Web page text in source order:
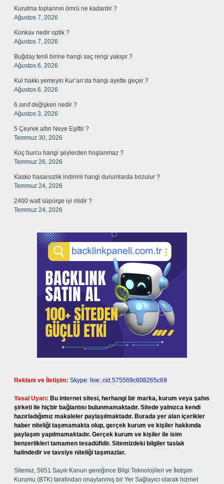
Kurutma toplarının ömrü ne kadardır ?
Ağustos 7, 2026
Konkav nedir optik ?
Ağustos 7, 2026
Buğday tenli birine hangi saç rengi yakışır ?
Ağustos 6, 2026
Kul hakkı yemeyin Kur’an’da hangi ayette geçer ?
Ağustos 6, 2026
6.sınıf değişken nedir ?
Ağustos 3, 2026
5 Çeyrek altın Neye Eşittir ?
Temmuz 30, 2026
Koç burcu hangi şeylerden hoşlanmaz ?
Temmuz 26, 2026
Kasko hasarsızlık indirimi hangi durumlarda bozulur ?
Temmuz 24, 2026
2400 watt süpürge iyi midir ?
Temmuz 24, 2026
Reklam ve İletişim: Skype: live:.cid.575569c608265c69
Yasal Uyarı: Bu internet sitesi, herhangi bir marka, kurum veya şahıs
şirketi ile hiçbir bağlantısı bulunmamaktadır. Sitede yalnızca kendi
hazırladığımız makaleler paylaşılmaktadır. Burada yer alan içerikler
haber niteliği taşımamakta olup, gerçek kurum ve kişiler hakkında
paylaşım yapılmamaktadır. Gerçek kurum ve kişiler ile isim
benzerlikleri tamamen tesadüfidir. Sitemizdeki bilgiler taslak
halindedir ve tavsiye niteliği taşımazlar.
Sitemiz, 5651 Sayılı Kanun gereğince Bilgi Teknolojileri ve İletişim
Kurumu (BTK) tarafından onaylanmış bir Yer Sağlayıcı olarak hizmet